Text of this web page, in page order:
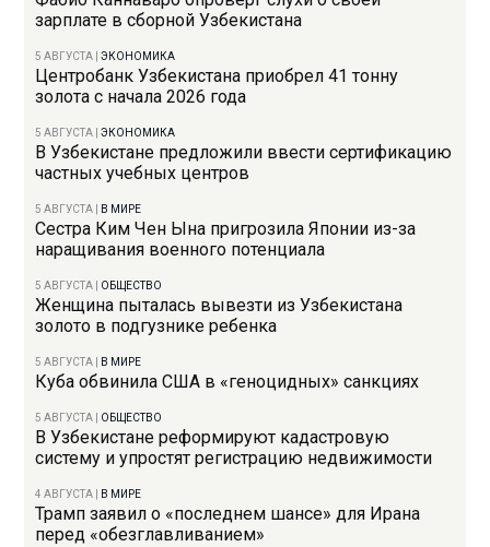
зарплате в сборной Узбекистана
5 АВГУСТА |ЭКОНОМИКА
Центробанк Узбекистана приобрел 41 тонну
золота с начала 2026 года
5 АВГУСТА |ЭКОНОМИКА
В Узбекистане предложили ввести сертификацию
частных учебных центров
5 АВГУСТА В МИРЕ
Сестра Ким Чен Ына пригрозила Японии из-за
наращивания военного потенциала
5 АВГУСТА ОБЩЕСТВО
Женщина пыталась вывезти из Узбекистана
золото в подгузнике ребенка
5 АВГУСТА В МИРЕ
Куба обвинила США в «геноцидных» санкциях
5 АВГУСТА ОБЩЕСТВО
В Узбекистане реформируют кадастровую
систему и упростят регистрацию недвижимости
4 АВГУСТА В МИРЕ
Трамп заявил о «последнем шансе» для Ирана
перед «обезглавливанием»